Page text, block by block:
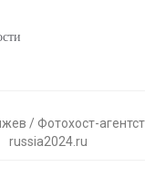
/ Фотохост-
russia2024.ru